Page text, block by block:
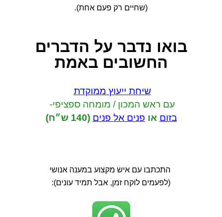
(שחיים רק פעם אחת).
בואו נדבר על הדברים
החשובים באמת
שיחת ייעוץ ממוקדת
עם ראש המכון / מומחה ספציפי-
בזום או פנים אל פנים (140 ש״ח)
התכתבו עם איש מקצוע במענה אנושי
(לפעמים לוקח זמן, אבל תמיד עונים):